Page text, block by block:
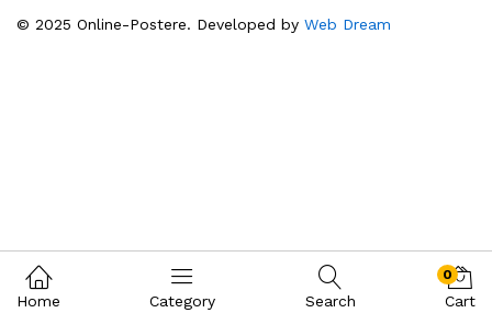
© 2025 Online-Postere. Developed by Web Dream
Home Category Search
0
Cart